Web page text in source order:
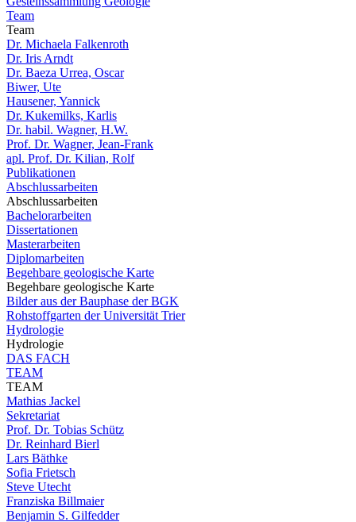
Team
Team
Dr. Michaela Falkenroth
Dr. Iris Arndt
Dr. Baeza Urrea, Oscar
Biwer, Ute
Hausener, Yannick
Dr. Kukemilks, Karlis
Dr. habil. Wagner, H.W.
Prof. Dr. Wagner, Jean-Frank
apl. Prof. Dr. Kilian, Rolf
Publikationen
Abschlussarbeiten
Abschlussarbeiten
Bachelorarbeiten
Dissertationen
Masterarbeiten
Diplomarbeiten
Begehbare geologische Karte
Begehbare geologische Karte
Bilder aus der Bauphase der BGK
Rohstoffgarten der Universität Trier
Hydrologie
Hydrologie
DAS FACH
TEAM
TEAM
Mathias Jackel
Sekretariat
Prof. Dr. Tobias Schütz
Dr. Reinhard Bierl
Lars Bäthke
Sofia Frietsch
Steve Utecht
Franziska Billmaier
Benjamin S. Gilfedder